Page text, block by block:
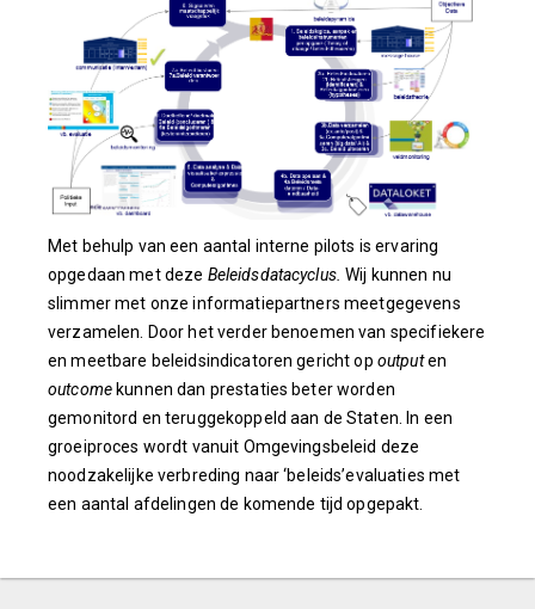
Met behulp van een aantal interne pilots is ervaring
opgedaan met deze Beleidsdatacyclus.Wij kunnen nu
slimmer met onze informatiepartners meetgegevens
verzamelen. Door het verder benoemen van specifiekere
en meetbare beleidsindicatoren gericht op output en
outcome kunnen dan prestaties beter worden
gemonitord en teruggekoppeld aan de Staten. In een
groeiproces wordt vanuit Omgevingsbeleid deze
noodzakelijke verbreding naar ‘beleids’evaluaties met
een aantal afdelingen de komende tijd opgepakt.